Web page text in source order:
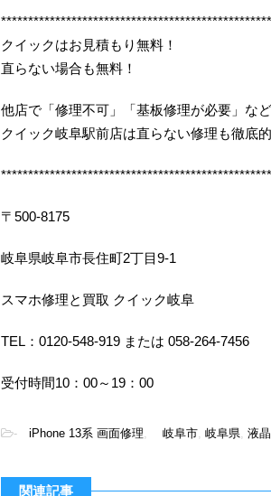
**************************************************
クイックはお見積もり無料！
直らない場合も無料！
他店で「修理不可」「基板修理が必要」な
クイック岐阜駅前店は直らない修理も徹底
**************************************************
〒500-8175
岐阜県岐阜市長住町2丁目9-1
スマホ修理と買取 クイック岐阜
TEL：0120-548-919 または 058-264-7456
受付時間10：00～19：00
- iPhone 13系 画面修理, 岐阜市, 岐阜県, 液
関連記事